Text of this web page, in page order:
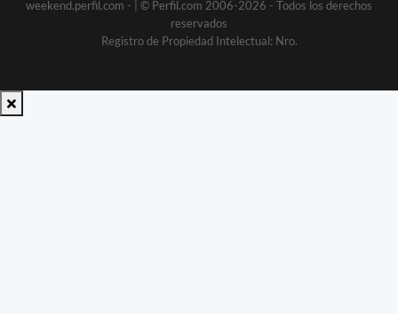
weekend.perfil.com -
| © Perfil.com 2006-2026 - Todos los derechos
reservados
Registro de Propiedad Intelectual: Nro.